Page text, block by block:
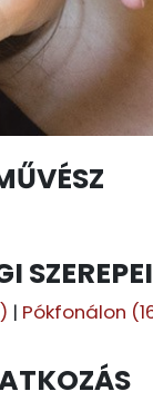
SZEREPEI
| Pókfonálon